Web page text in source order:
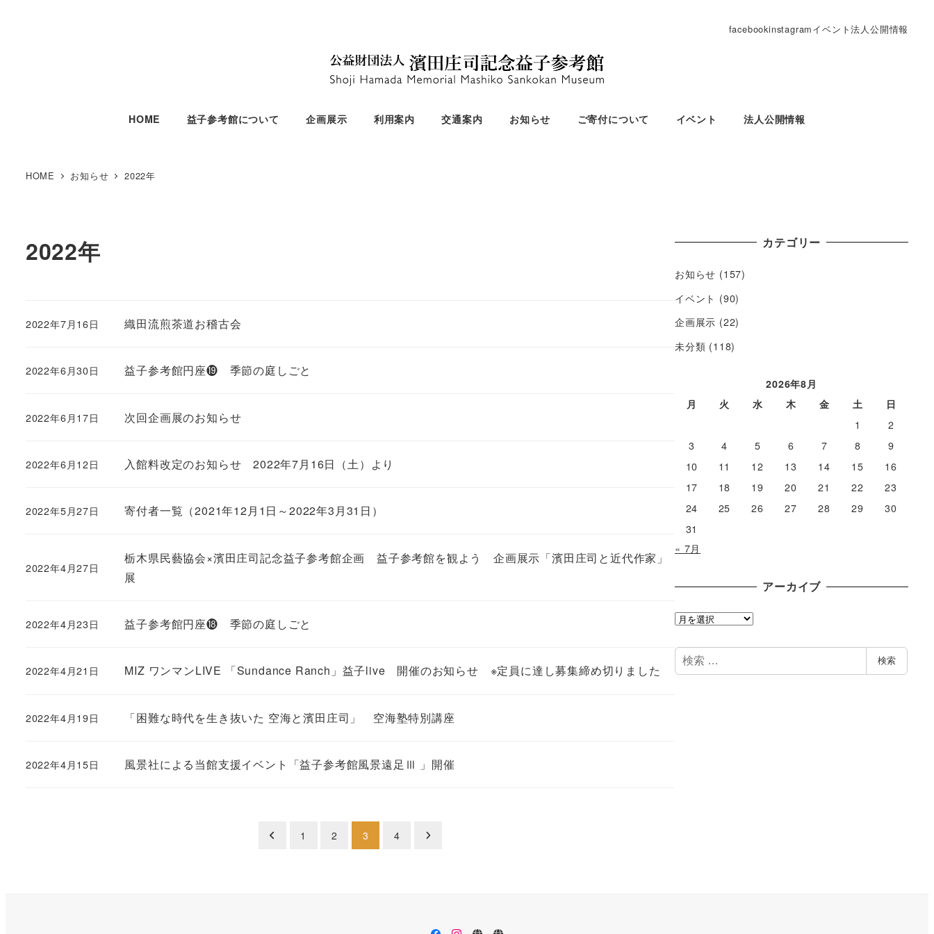
facebookinstagramイベント法人公開情報
HOME 益子参考館について 企画展示 利用案内 交通案内 お知らせ ご寄付について イベント 法人公開情報
HOME お知らせ 2022年
2022年
織田流煎茶道お稽古会
2022年7月16日
益子参考館円座⓳ 季節の庭しごと
2022年6月30日
次回企画展のお知らせ
2022年6月17日
入館料改定のお知らせ 2022年7月16日（土）より
2022年6月12日
寄付者一覧（2021年12月1日～2022年3月31日）
2022年5月27日
栃木県民藝協会×濱田庄司記念益子参考館企画 益子参考館を観よう 企画展示「濱田庄司と近代作家」
展
2022年4月27日
益子参考館円座⓲ 季節の庭しごと
2022年4月23日
MIZ ワンマンLIVE 「Sundance Ranch」益子live 開催のお知らせ ※定員に達し募集締め切りました
2022年4月21日
「困難な時代を生き抜いた 空海と濱田庄司」 空海塾特別講座
2022年4月19日
風景社による当館支援イベント「益子参考館風景遠足Ⅲ 」開催
2022年4月15日
1 2 3 4
カテゴリー
お知らせ (157)
イベント (90)
企画展示 (22)
未分類 (118)
2026年8月
月
火 水 木 金 土
日
1
2
3
4 5 6 7 8
9
10
11 12 13 14 15
16
17
18 19 20 21 22
23
24
25 26 27 28 29
30
31
« 7月
アーカイブ
ア
カ
イ
検
索
検索